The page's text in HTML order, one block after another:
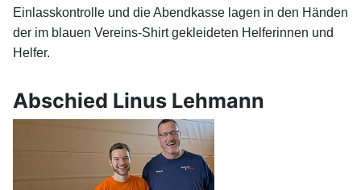
Einlasskontrolle und die Abendkasse lagen in den Händen
der im blauen Vereins-Shirt gekleideten Helferinnen und
Helfer.
Abschied Linus Lehmann